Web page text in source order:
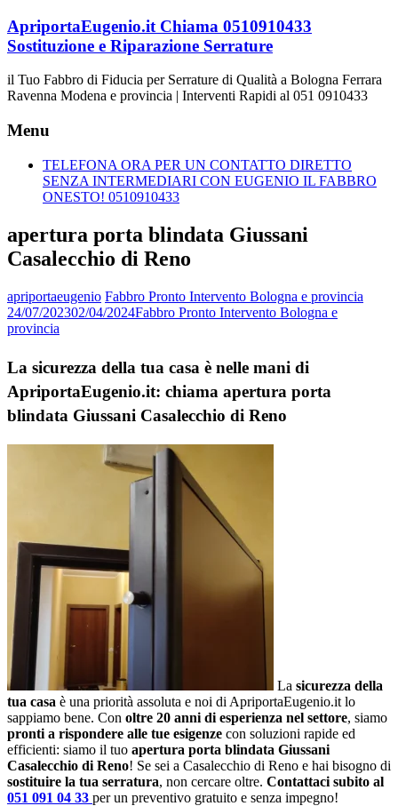
Vai
al
contenuto
ApriportaEugenio.it Chiama 0510910433
Sostituzione e Riparazione Serrature
il Tuo Fabbro di Fiducia per Serrature di Qualità a Bologna Ferrara
Ravenna Modena e provincia | Interventi Rapidi al 051 0910433
Menu
TELEFONA ORA PER UN CONTATTO DIRETTO
SENZA INTERMEDIARI CON EUGENIO IL FABBRO
ONESTO! 0510910433
apertura porta blindata Giussani
Casalecchio di Reno
apriportaeugenio Fabbro Pronto Intervento Bologna e provincia
24/07/202302/04/2024Fabbro Pronto Intervento Bologna e
provincia
La sicurezza della tua casa è nelle mani di
ApriportaEugenio.it: chiama apertura porta
blindata Giussani Casalecchio di Reno
La sicurezza della
tua casa è una priorità assoluta e noi di ApriportaEugenio.it lo
sappiamo bene. Con oltre 20 anni di esperienza nel settore, siamo
pronti a rispondere alle tue esigenze con soluzioni rapide ed
efficienti: siamo il tuo apertura porta blindata Giussani
Casalecchio di Reno! Se sei a Casalecchio di Reno e hai bisogno di
sostituire la tua serratura, non cercare oltre. Contattaci subito al
051 091 04 33 per un preventivo gratuito e senza impegno!